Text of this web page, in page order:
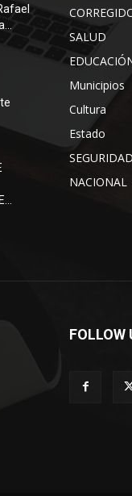
SALUD
Municipios
Cultura
Estado
SEGURIDAD
NACIONAL
FOLLOW